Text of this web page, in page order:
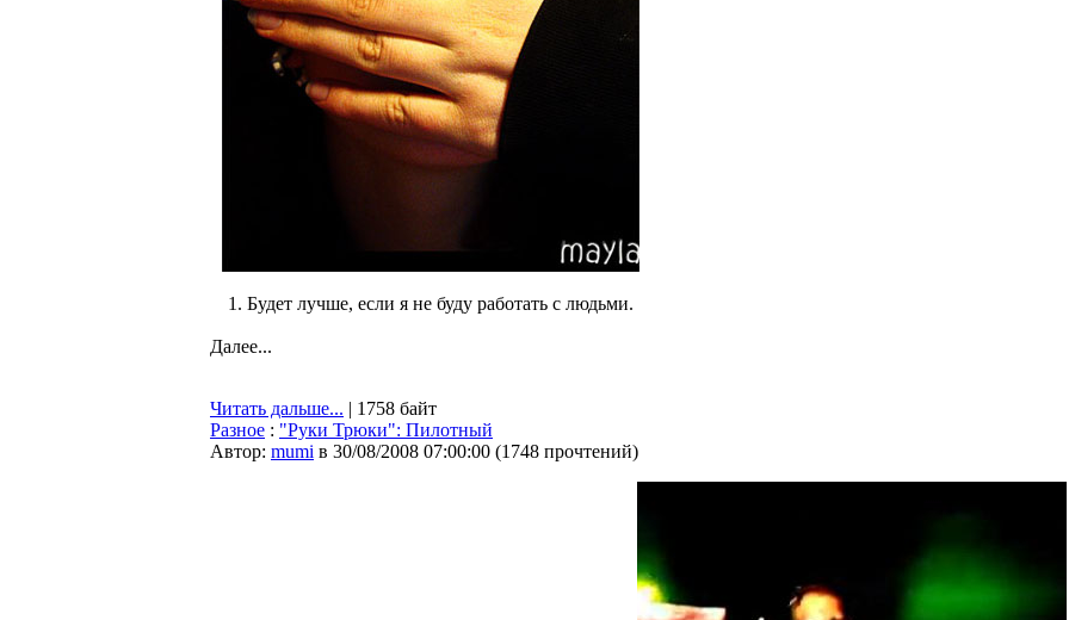
1. Будет лучше, если я не буду работать с людьми.
Далее...
Читать дальше... | 1758 байт
Разное : "Руки Трюки": Пилотный
Автор: mumi в 30/08/2008 07:00:00 (1748 прочтений)